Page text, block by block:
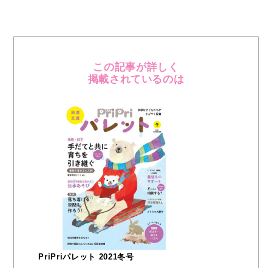
この記事が詳しく
掲載されているのは
PriPriパレット 2021冬号